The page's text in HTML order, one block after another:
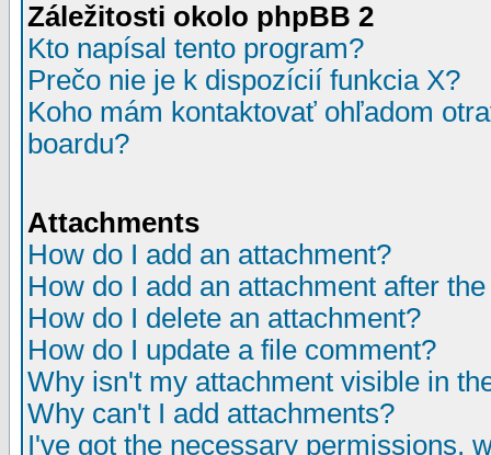
Záležitosti okolo phpBB 2
Kto napísal tento program?
Prečo nie je k dispozícií funkcia X?
Koho mám kontaktovať ohľadom
boardu?
Attachments
How do I add an attachment?
How do I add an attachment after
How do I delete an attachment?
How do I update a file comment?
Why isn't my attachment visible in
Why can't I add attachments?
I've got the necessary permissions,